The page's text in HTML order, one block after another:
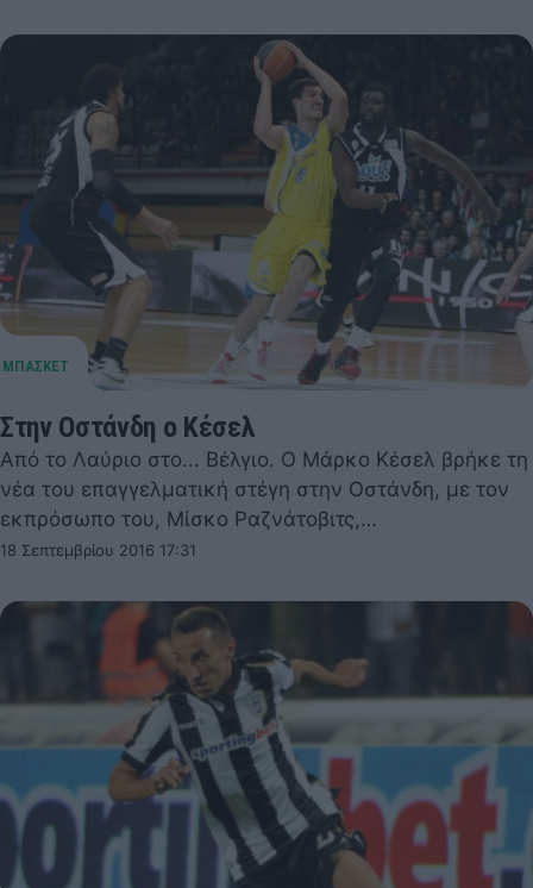
Στην Οστάνδη ο Κέσελ
Από το Λαύριο στο... Βέλγιο. Ο Μάρκο Κέσελ βρήκε τη
νέα του επαγγελματική στέγη στην Οστάνδη, με τον
εκπρόσωπο του, Μίσκο Ραζνάτοβιτς,…
18 Σεπτεμβρίου 2016 17:31